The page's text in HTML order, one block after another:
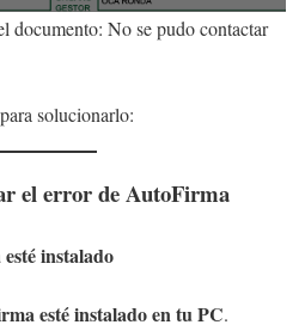
documento: No se pudo contactar
solucionarlo:
el error de AutoFirma
instalado
esté instalado en tu PC.